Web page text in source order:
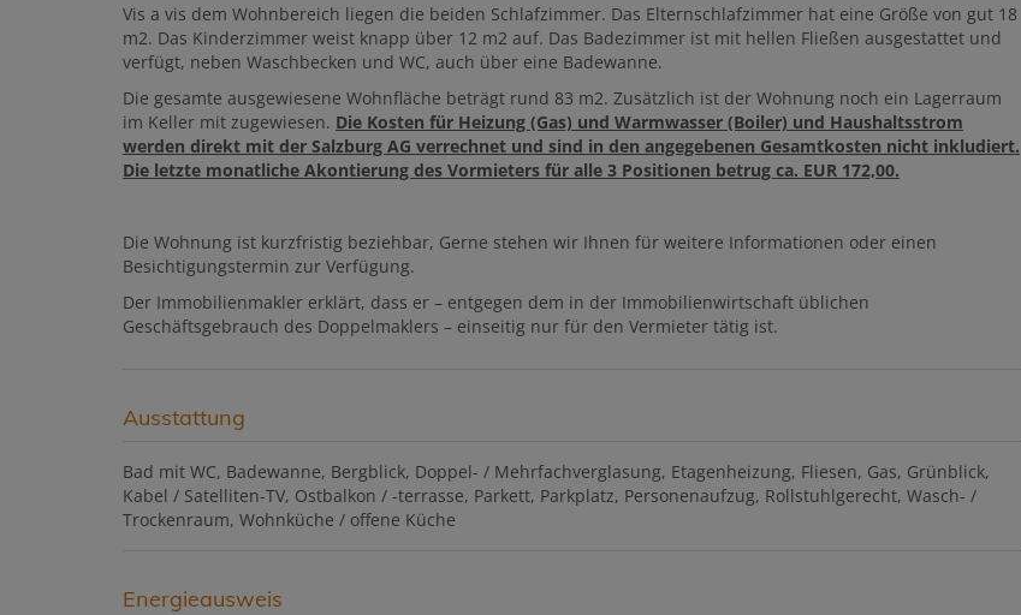
Vis a vis dem Wohnbereich liegen die beiden Schlafzimmer. Das Elternschlafzimmer hat eine Größe von gut 18
m2. Das Kinderzimmer weist knapp über 12 m2 auf. Das Badezimmer ist mit hellen Fließen ausgestattet und
verfügt, neben Waschbecken und WC, auch über eine Badewanne.
Die gesamte ausgewiesene Wohnfläche beträgt rund 83 m2. Zusätzlich ist der Wohnung noch ein Lagerraum
im Keller mit zugewiesen. Die Kosten für Heizung (Gas) und Warmwasser (Boiler) und Haushaltsstrom
werden direkt mit der Salzburg AG verrechnet und sind in den angegebenen Gesamtkosten nicht inkludiert.
Die letzte monatliche Akontierung des Vormieters für alle 3 Positionen betrug ca. EUR 172,00.
Die Wohnung ist kurzfristig beziehbar, Gerne stehen wir Ihnen für weitere Informationen oder einen
Besichtigungstermin zur Verfügung.
Der Immobilienmakler erklärt, dass er – entgegen dem in der Immobilienwirtschaft üblichen
Geschäftsgebrauch des Doppelmaklers – einseitig nur für den Vermieter tätig ist.
Ausstattung
Bad mit WC Badewanne Bergblick Doppel- / Mehrfachverglasung Etagenheizung Fliesen Gas Grünblick
Kabel / Satelliten-TV Ostbalkon / -terrasse Parkett Parkplatz Personenaufzug Rollstuhlgerecht Wasch- /
Trockenraum Wohnküche / offene Küche
Energieausweis